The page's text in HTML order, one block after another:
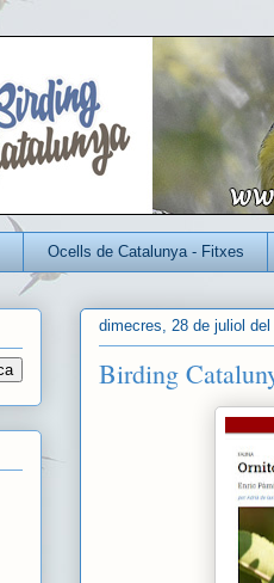
Ocells de Catalunya - Fitxes
dimecres, 28 de juliol del
Birding